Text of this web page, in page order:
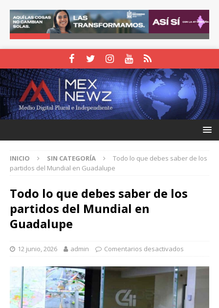
INICIO SIN CATEGORÍA
Todo lo que debes saber de los
partidos del Mundial en Guadalupe
Todo lo que debes saber de los
partidos del Mundial en
Guadalupe
12 junio, 2026 admin Comentarios desactivados